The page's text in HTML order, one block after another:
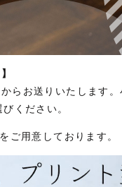
らお送りいたします。
ください。
ご用意しております。